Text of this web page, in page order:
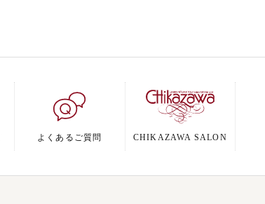
よくあるご質問 CHIKAZAWA SALON